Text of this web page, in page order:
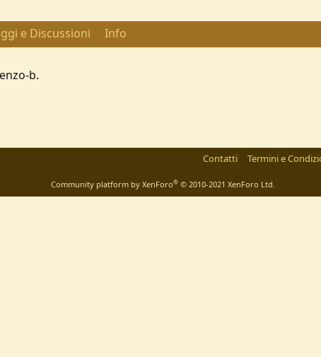
e Discussioni Info
b.
Contatti Termini e
Community platform by XenForo® © 2010-2021 XenForo Ltd.